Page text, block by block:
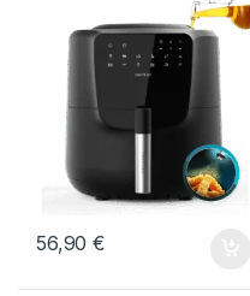
56,90€